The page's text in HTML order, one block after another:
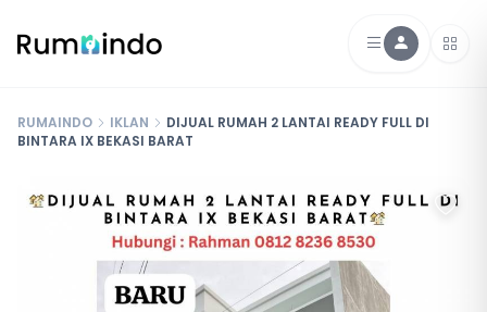
RUMAINDO IKLAN
DIJUAL RUMAH 2 LANTAI READY FULL DI
BINTARA IX BEKASI BARAT